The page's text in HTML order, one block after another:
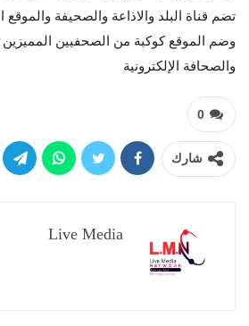
تضم قناة البلد والاذاعة والصحيفة والموقع
وضم الموقع كوكبة من الصحفيين المميزين
والصحافة الإلكترونية
0
شارك
Live Media